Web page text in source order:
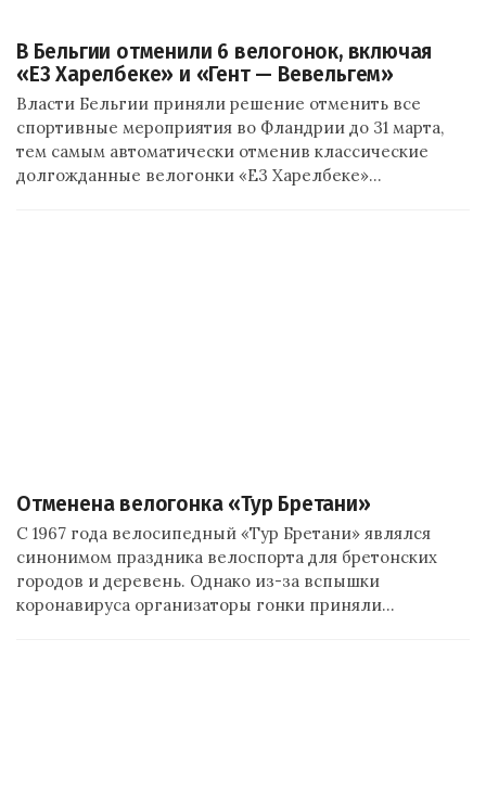
В Бельгии отменили 6 велогонок, включая
«Е3 Харелбеке» и «Гент — Вевельгем»
Власти Бельгии приняли решение отменить все
спортивные мероприятия во Фландрии до 31 марта,
тем самым автоматически отменив классические
долгожданные велогонки «Е3 Харелбеке»…
Отменена велогонка «Тур Бретани»
С 1967 года велосипедный «Тур Бретани» являлся
синонимом праздника велоспорта для бретонских
городов и деревень. Однако из-за вспышки
коронавируса организаторы гонки приняли…